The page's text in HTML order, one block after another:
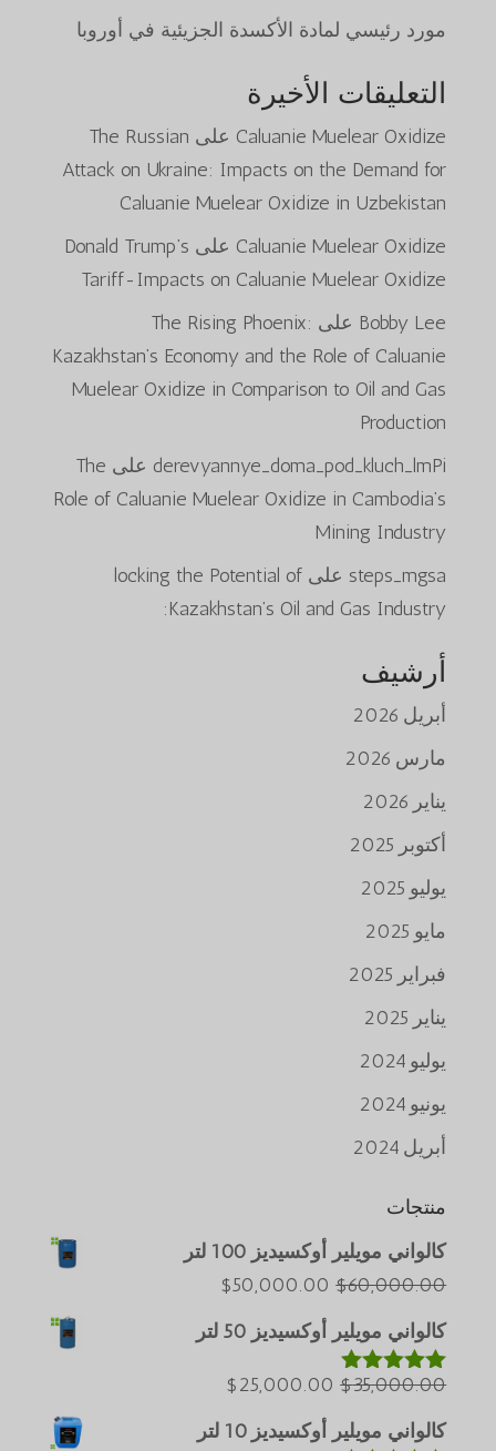
مورد رئيسي لمادة الأكسدة الجزيئية في أوروبا
التعليقات الأخيرة
Caluanie Muelear Oxidize على The Russian
Attack on Ukraine: Impacts on the Demand for
Caluanie Muelear Oxidize in Uzbekistan
Caluanie Muelear Oxidize على Donald Trump’s
Tariff-Impacts on Caluanie Muelear Oxidize
Bobby Lee على The Rising Phoenix:
Kazakhstan’s Economy and the Role of Caluanie
Muelear Oxidize in Comparison to Oil and Gas
Production
derevyannye_doma_pod_kluch_lmPi على The
Role of Caluanie Muelear Oxidize in Cambodia’s
Mining Industry
steps_mgsa على locking the Potential of
Kazakhstan’s Oil and Gas Industry:
أرشيف
أبريل 2026
مارس 2026
يناير 2026
أكتوبر 2025
يوليو 2025
مايو 2025
فبراير 2025
يناير 2025
يوليو 2024
يونيو 2024
أبريل 2024
منتجات
كالواني مويلير أوكسيديز 100 لتر
$60,000.00
السعر
الأصلي
هو:
$60,000.00.
$50,000.00 السعر
الحالي
هو:
كالواني مويلير أوكسيديز 50 لتر
تم التقييم
$35,000.00
السعر
الأصلي
$25,000.00 السعر
الحالي
كالواني مويلير أوكسيديز 10 لتر
Bahasa Melayu
ພາສາລາວ
Türkçe
Azərbaycan dili
Português do Brasil